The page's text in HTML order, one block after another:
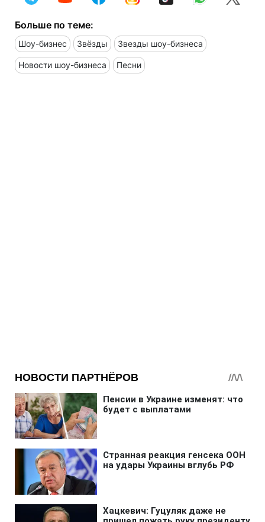
Больше по теме:
Шоу-бизнес Звёзды Звезды шоу-бизнеса
Новости шоу-бизнеса Песни